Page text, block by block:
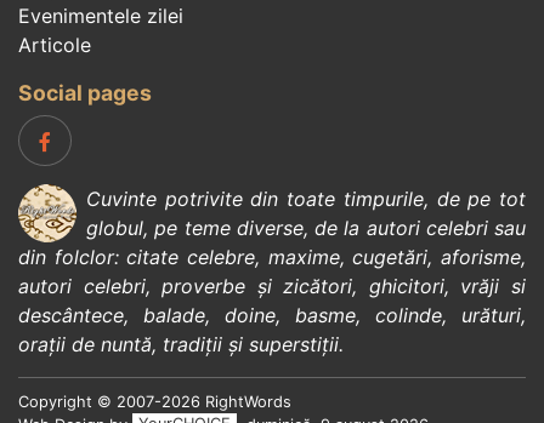
Evenimentele zilei
Articole
Social pages
Cuvinte potrivite din toate timpurile, de pe tot
globul, pe teme diverse, de la autori celebrisau
din folclor:citate celebre, maxime,cugetări,aforisme,
autori celebri,proverbe și zicători, ghicitori, vrăji si
descântece, balade, doine, basme, colinde, urături,
orații de nuntă, tradiții și superstiții.
Copyright © 2007-2026 RightWords